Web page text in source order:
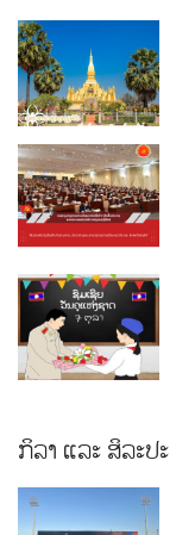
ກິລາ ແລະ ສິລະປະ